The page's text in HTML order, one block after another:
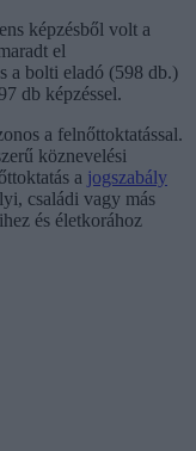
képzésből volt a
el
a bolti eladó (598 db.)
db képzéssel.
a felnőttoktatással.
köznevelési
a jogszabály
családi vagy más
és életkorához